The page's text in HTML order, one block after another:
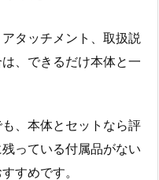
タッチメント、取扱説
、できるだけ本体と一
、本体とセットなら評
っている付属品がない
すめです。